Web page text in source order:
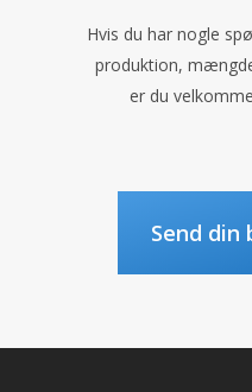
Hvis du har nogle
produktion,
er du
Send din